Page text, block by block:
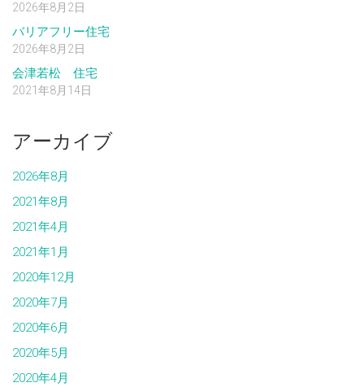
2026年8月2日
バリアフリー住宅
2026年8月2日
会津若松 住宅
2021年8月14日
アーカイブ
2026年8月
2021年8月
2021年4月
2021年1月
2020年12月
2020年7月
2020年6月
2020年5月
2020年4月